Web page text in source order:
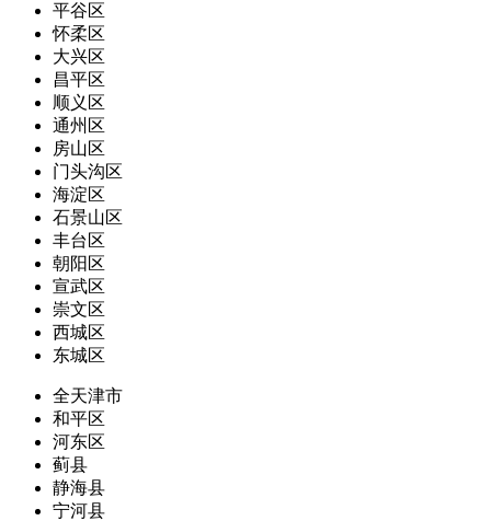
平谷区
怀柔区
大兴区
昌平区
顺义区
通州区
房山区
门头沟区
海淀区
石景山区
丰台区
朝阳区
宣武区
崇文区
西城区
东城区
全天津市
和平区
河东区
蓟县
静海县
宁河县